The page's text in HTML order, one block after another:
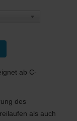
ab C-
des
als auch